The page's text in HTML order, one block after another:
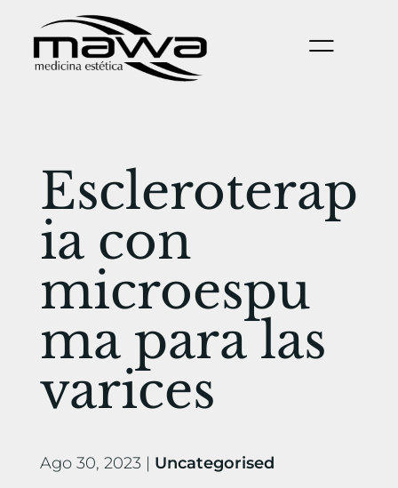
Escleroterap
ia con
microespu
ma para las
varices
Ago 30, 2023 | Uncategorised